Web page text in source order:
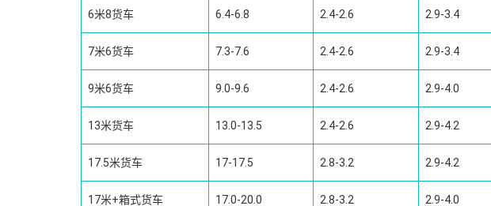
6米8货车 6.4-6.8 2.4-2.6 2.9-3.4
7米6货车 7.3-7.6 2.4-2.6 2.9-3.4
9米6货车 9.0-9.6 2.4-2.6 2.9-4.0
13米货车 13.0-13.5 2.4-2.6 2.9-4.2
17.5米货车 17-17.5 2.8-3.2 2.9-4.2
17米+箱式货车 17.0-20.0 2.8-3.2 2.9-4.0